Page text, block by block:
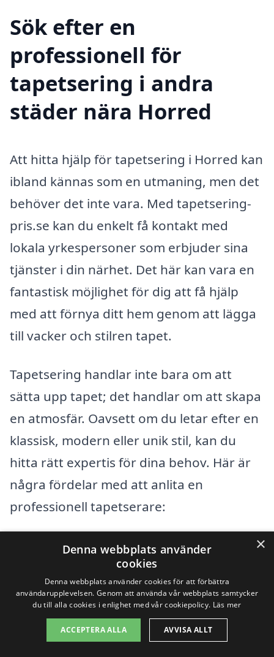
Sök efter en
professionell för
tapetsering i andra
städer nära Horred
Att hitta hjälp för tapetsering i Horred kan
ibland kännas som en utmaning, men det
behöver det inte vara. Med tapetsering-
pris.se kan du enkelt få kontakt med
lokala yrkespersoner som erbjuder sina
tjänster i din närhet. Det här kan vara en
fantastisk möjlighet för dig att få hjälp
med att förnya ditt hem genom att lägga
till vacker och stilren tapet.
Tapetsering handlar inte bara om att
sätta upp tapet; det handlar om att skapa
en atmosfär. Oavsett om du letar efter en
klassisk, modern eller unik stil, kan du
hitta rätt expertis för dina behov. Här är
några fördelar med att anlita en
professionell tapetserare:
Kvalitet: En erfaren tapetserare vet
hur man applicerar tapet korrekt för
att undvika luftbubblor och rynkor.
Tidsbesparing: Att anlita en proffs
sparar tid och gör att du kan fokusera
×
Denna webbplats använder
cookies
Denna webbplats använder cookies för att förbättra
användarupplevelsen. Genom att använda vår webbplats samtycker
du till alla cookies i enlighet med vår cookiepolicy. Läs mer
ACCEPTERA ALLA AVVISA ALLT